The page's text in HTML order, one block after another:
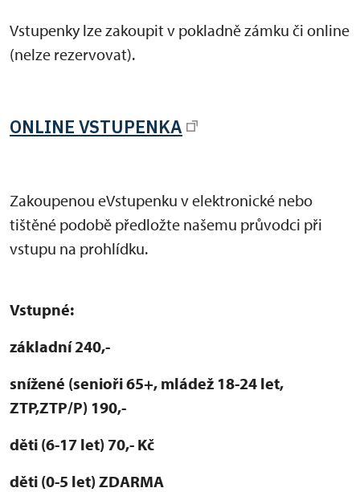
Vstupenky lze zakoupit v pokladně zámku či online
(nelze rezervovat).
ONLINE VSTUPENKA
Zakoupenou eVstupenku v elektronické nebo
tištěné podobě předložte našemu průvodci při
vstupu na prohlídku.
Vstupné:
základní 240,-
snížené (senioři 65+, mládež 18-24 let,
ZTP,ZTP/P) 190,-
děti (6-17 let) 70,- Kč
děti (0-5 let) ZDARMA